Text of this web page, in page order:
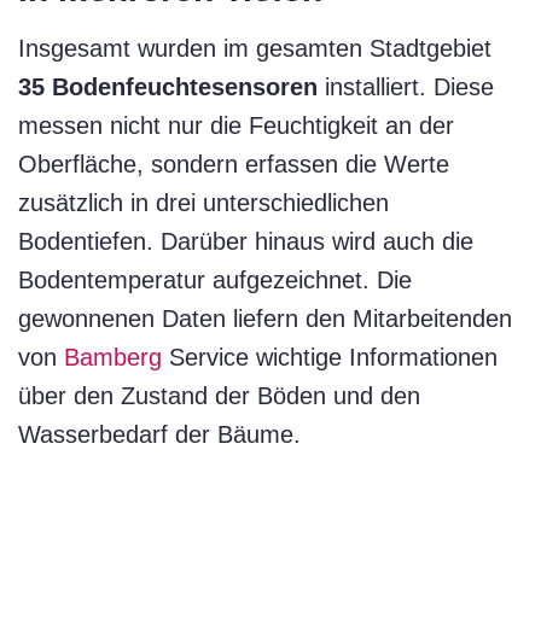
Insgesamt wurden im gesamten Stadtgebiet
35 Bodenfeuchtesensoren installiert. Diese
messen nicht nur die Feuchtigkeit an der
Oberfläche, sondern erfassen die Werte
zusätzlich in drei unterschiedlichen
Bodentiefen. Darüber hinaus wird auch die
Bodentemperatur aufgezeichnet. Die
gewonnenen Daten liefern den Mitarbeitenden
von Bamberg Service wichtige Informationen
über den Zustand der Böden und den
Wasserbedarf der Bäume.